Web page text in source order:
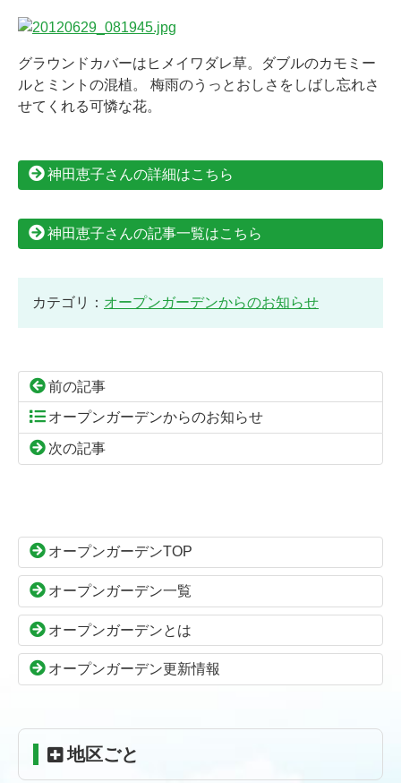
グラウンドカバーはヒメイワダレ草。ダブルのカモミー
ルとミントの混植。 梅雨のうっとおしさをしばし忘れさ
せてくれる可憐な花。
神田恵子さんの詳細はこちら
神田恵子さんの記事一覧はこちら
カテゴリ： オープンガーデンからのお知らせ
前の記事
オープンガーデンからのお知らせ
次の記事
ン
本
文
先
へ
る
の
頭
へ
る
オープンガーデンTOP
オープンガーデン一覧
オープンガーデンとは
オープンガーデン更新情報
地区ごと